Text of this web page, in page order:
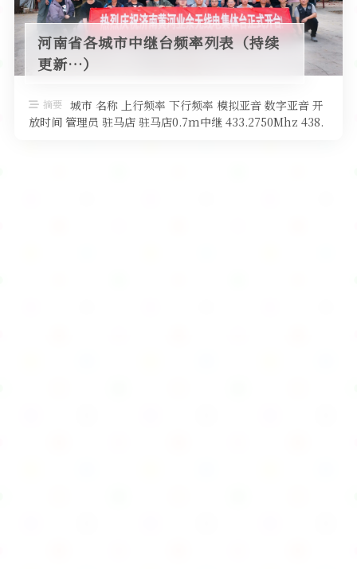
视频资料
HAM技巧
软件
摩托车
黄河直播
编号查询
河南省各城市中继台频率列表（持续
更新…）
摘要 城市 名称 上行频率 下行频率 模拟亚音 数字亚音 开
放时间 管理员 驻马店 驻马店0.7m中继 433.2750Mhz 438.